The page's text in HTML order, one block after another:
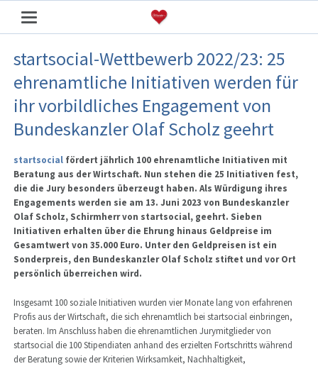
startsocial-Wettbewerb 2022/23: 25
ehrenamtliche Initiativen werden für
ihr vorbildliches Engagement von
Bundeskanzler Olaf Scholz geehrt
startsocialfördert jährlich 100 ehrenamtliche Initiativen mit
Beratung aus der Wirtschaft. Nun stehen die 25 Initiativen fest,
die die Jury besonders überzeugt haben. Als Würdigung ihres
Engagements werden sie am 13. Juni 2023 von Bundeskanzler
Olaf Scholz, Schirmherr von startsocial, geehrt. Sieben
Initiativen erhalten über die Ehrung hinaus Geldpreise im
Gesamtwert von 35.000 Euro. Unter den Geldpreisen ist ein
Sonderpreis, den Bundeskanzler Olaf Scholz stiftet und vor Ort
persönlich überreichen wird.
Insgesamt 100 soziale Initiativen wurden vier Monate lang von erfahrenen
Profis aus der Wirtschaft, die sich ehrenamtlich bei startsocial einbringen,
beraten. Im Anschluss haben die ehrenamtlichen Jurymitglieder von
startsocial die 100 Stipendiaten anhand des erzielten Fortschritts während
der Beratung sowie der Kriterien Wirksamkeit, Nachhaltigkeit,